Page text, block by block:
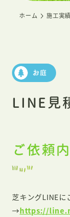
ホーム 施工実績
お庭
LINE見
ご依頼
芝キングLINEに
→https://